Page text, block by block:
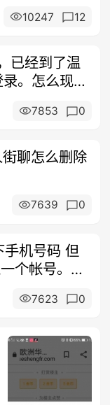
10247 12
已经到了温
。怎么现在
7853 0
聊怎么删除
7639 0
机号码 但
个帐号。但
7623 0